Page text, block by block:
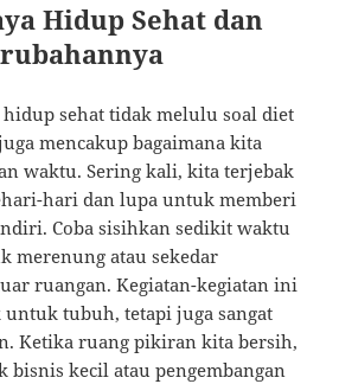
Hidup Sehat dan
hidup sehat tidak melulu soal diet
mencakup bagaimana kita
waktu. Sering kali, kita terjebak
hari dan lupa untuk memberi
Coba sisihkan sedikit waktu
merenung atau sekedar
ruangan. Kegiatan-kegiatan ini
tubuh, tetapi juga sangat
Ketika ruang pikiran kita bersih,
bisnis kecil atau pengembangan